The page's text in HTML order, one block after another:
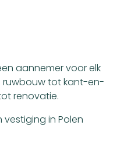
aannemer voor elk
tot kant-en-
renovatie.
in Polen